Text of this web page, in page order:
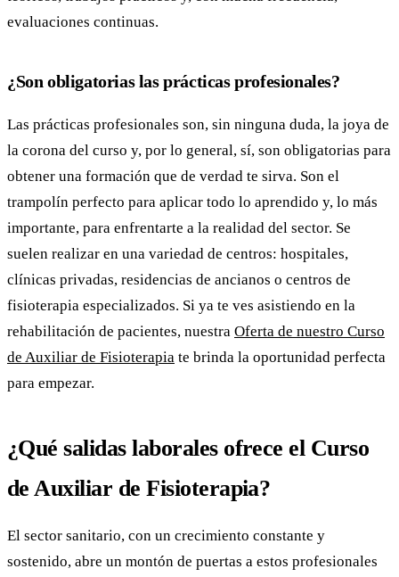
evaluaciones continuas.
¿Son obligatorias las prácticas profesionales?
Las prácticas profesionales son, sin ninguna duda, la joya de
la corona del curso y, por lo general, sí, son obligatorias para
obtener una formación que de verdad te sirva. Son el
trampolín perfecto para aplicar todo lo aprendido y, lo más
importante, para enfrentarte a la realidad del sector. Se
suelen realizar en una variedad de centros: hospitales,
clínicas privadas, residencias de ancianos o centros de
fisioterapia especializados. Si ya te ves asistiendo en la
rehabilitación de pacientes, nuestra Oferta de nuestro Curso
de Auxiliar de Fisioterapia te brinda la oportunidad perfecta
para empezar.
¿Qué salidas laborales ofrece el Curso
de Auxiliar de Fisioterapia?
El sector sanitario, con un crecimiento constante y
sostenido, abre un montón de puertas a estos profesionales